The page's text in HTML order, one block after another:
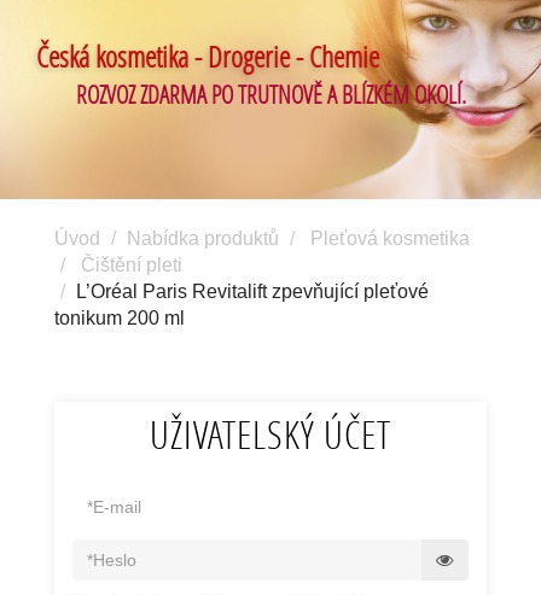
Česká kosmetika - Drogerie - Chemie
ROZVOZ ZDARMA PO TRUTNOVĚ A BLÍZKÉM OKOLÍ.
Úvod Nabídka produktů
Pleťová kosmetika
Čištění pleti
L’Oréal Paris Revitalift zpevňující pleťové
tonikum 200 ml
UŽIVATELSKÝ ÚČET